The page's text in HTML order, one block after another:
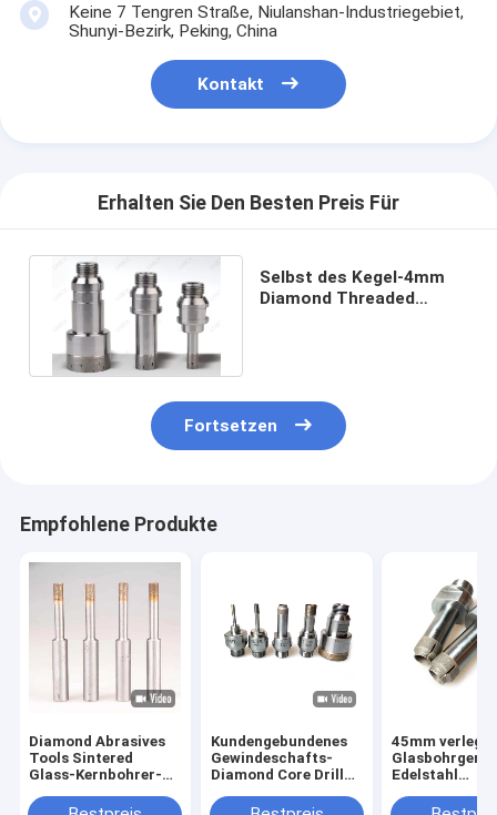
Keine 7 Tengren Straße, Niulanshan-Industriegebiet,
Shunyi-Bezirk, Peking, China
Kontakt
Erhalten Sie Den Besten Preis Für
Selbst des Kegel-4mm
Diamond Threaded
Fortsetzen
Empfohlene Produkte
Diamond Abrasives
Tools Sintered
Glass-Kernbohrer-
Schaft
Kundengebundenes
Gewindeschafts-
Diamond Core Drill
45mm verlegte
Edelstahl